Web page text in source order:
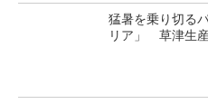
猛暑を乗り切る
リア」 草津生